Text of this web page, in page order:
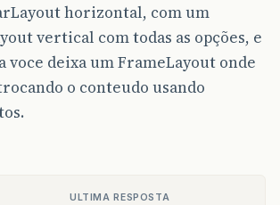
horizontal, com um
vertical com todas as opções, e
voce deixa um FrameLayout onde
o conteudo usando
ULTIMA RESPOSTA